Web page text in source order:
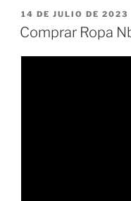
PUBLICADO
EL
14 DE JULIO DE 2023
Comprar Ropa